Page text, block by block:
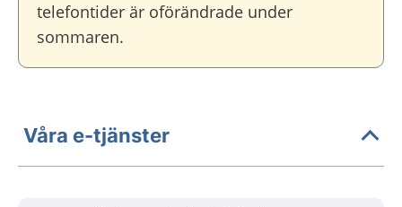
telefontider är oförändrade under
sommaren.
Våra e-tjänster